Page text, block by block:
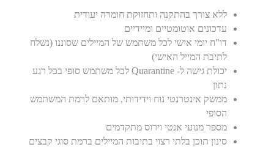
ללא צורך בהתקנה ותחזוקת חומרה יעודית
עדכונים אוטומטיים ומיידיים
דו"ח יומי אישי לכל משתמש של המיילים שסוננו (נשלח
לתיבת המייל האישי)
יכולת גישה ל- Quarantine לכל משתמש סופי בכל רגע
נתון
ממשק אינטרנטי נוח וידידותי, מותאם לרמת המשתמש
הסופי
מספר מנועי אנטי וירוס מתקדמים
סינון תוכן בלתי רצוי בתיבות המיילים ברמת סוגי קבצים